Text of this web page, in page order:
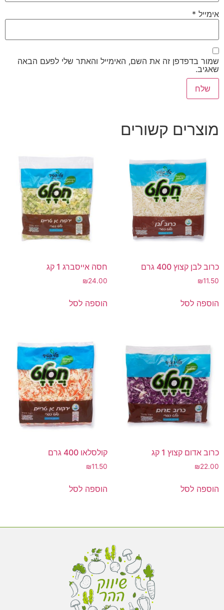
אימייל *
שמור בדפדפן זה את השם, האימייל והאתר שלי לפעם הבאה
שאגיב.
מוצרים קשורים
כרוב לבן קצוץ 400 גרם
₪11.50
הוספה לסל
חסה אייסברג 1 קג
₪24.00
הוספה לסל
כרוב אדום קצוץ 1 קג
₪22.00
הוספה לסל
קולסלאו 400 גרם
₪11.50
הוספה לסל